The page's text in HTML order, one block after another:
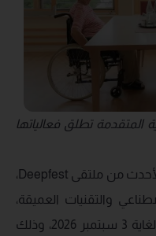
المتقدمة تطلق فعالياتها
: تستعدّ الرياض لاستقبال النسخة الأحدث من ملتقى Deepfest،
والتقنيات العميقة،
والمقرر عقدها من 31 أغسطس ولغاية 3 سبتمبر 2026، وذلك